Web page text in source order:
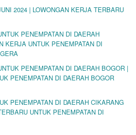
2024 | LOWONGAN KERJA TERBARU
PENEMPATAN DI DAERAH
KERJA UNTUK PENEMPATAN DI
PENEMPATAN DI DAERAH BOGOR |
PENEMPATAN DI DAERAH BOGOR
PENEMPATAN DI DAERAH CIKARANG
UNTUK PENEMPATAN DI